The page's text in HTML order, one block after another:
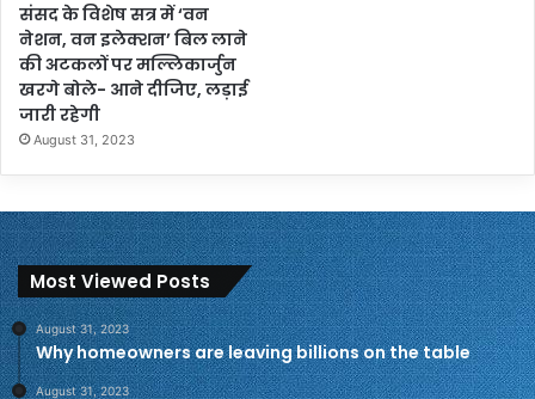
संसद के विशेष सत्र में ‘वन
नेशन, वन इलेक्शन’ बिल लाने
की अटकलों पर मल्लिकार्जुन
खरगे बोले- आने दीजिए, लड़ाई
जारी रहेगी
August 31, 2023
Most Viewed Posts
August 31, 2023
Why homeowners are leaving billions on the table
August 31, 2023